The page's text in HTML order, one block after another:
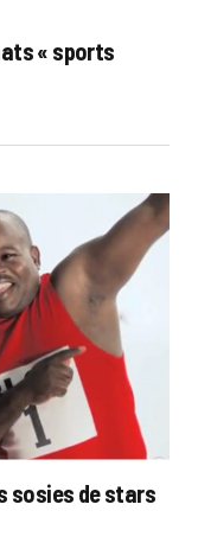
« sports
sosies de stars